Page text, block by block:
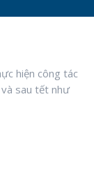
hiện công tác
sau tết như